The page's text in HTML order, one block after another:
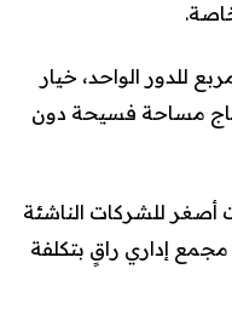
متر مربع للدور الواحد، خيار
مساحة فسيحة دون
للشركات الناشئة
إداري راقٍ بتكلفة